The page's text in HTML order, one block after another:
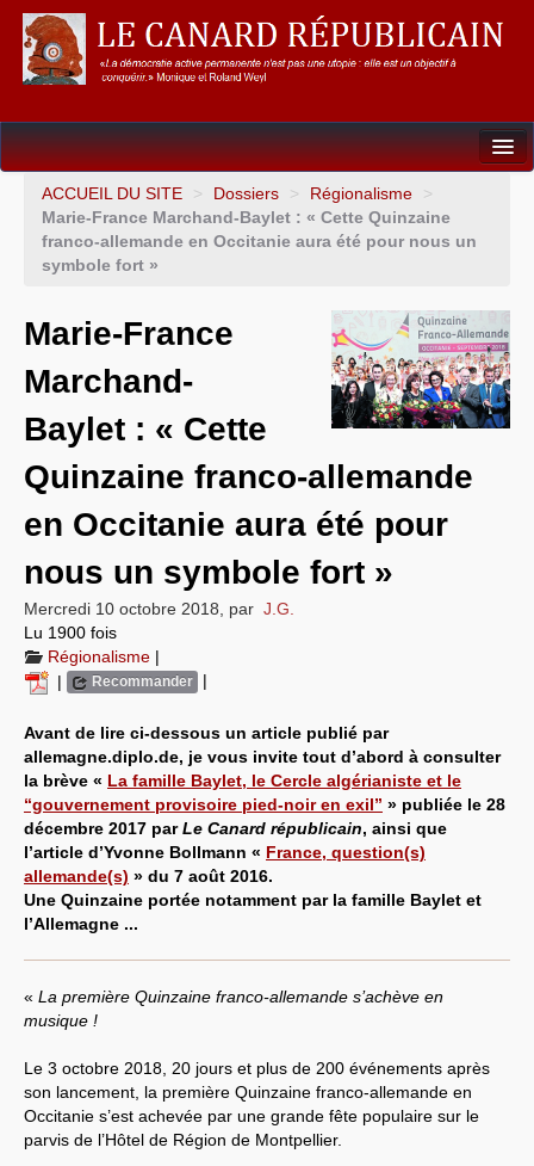
Dossiers
L’Union européenne
Un éléphant, ça trompe énormément !
Gouvernance mondiale & mondialisation
International
Résistances
L’Empire américain
Systèmes & société sous contrôle
Nouvelles de l’antirépublique
Crises "Covid-19 & H1N1"
ACCUEIL DU SITE > Dossiers > Régionalisme
>
Marie-France Marchand-Baylet : « Cette Quinzaine
franco-allemande en Occitanie aura été pour nous un
symbole fort »
Marie-France
Marchand-
Baylet : « Cette
Quinzaine franco-allemande
en Occitanie aura été pour
nous un symbole fort »
Mercredi 10 octobre 2018 par J.G.
Lu 1900 fois
Régionalisme |
|
Recommander |
Avant de lire ci-dessous un article publié par
allemagne.diplo.de, je vous invite tout d’abord à consulter
la brève « La famille Baylet, le Cercle algérianiste et le
“gouvernement provisoire pied-noir en exil” » publiée le 28
décembre 2017 parLe Canard républicain, ainsi que
l’article d’Yvonne Bollmann « France, question(s)
allemande(s) » du 7 août 2016.
Une Quinzaine portée notamment par la famille Baylet et
l’Allemagne ...
« La première Quinzaine franco-allemande s’achève en
musique !
Le 3 octobre 2018, 20 jours et plus de 200 événements après
son lancement, la première Quinzaine franco-allemande en
Occitanie s’est achevée par une grande fête populaire sur le
parvis de l’Hôtel de Région de Montpellier.